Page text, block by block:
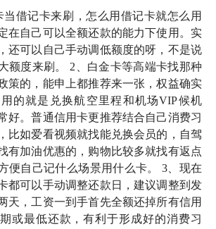
人生母题是不断地扩大自己的经历和
消费诉求时都应量入为出，我们应该
好自己的欲望
供参考，不构成投资建议。市场有风险，投
应保持独立思考。详见《文章免责声明》。
考《文章转载规范》。
当借记卡来刷，怎么用借记卡就怎么用
在自己可以全额还款的能力下使用。实
还可以自己手动调低额度的呀，不是说
额度来刷。 2、白金卡等高端卡找那种
策的，能申上都推荐来一张，权益确实
的就是兑换航空里程和机场VIP候机
好。普通信用卡更推荐结合自己消费习
比如爱看视频就找能兑换会员的，自驾
有加油优惠的，购物比较多就找有返点
便自己记什么场景用什么卡。 3、现在
都可以手动调整还款日，建议调整到发
天，工资一到手首先全额还掉所有信用
或最低还款，有利于形成好的消费习